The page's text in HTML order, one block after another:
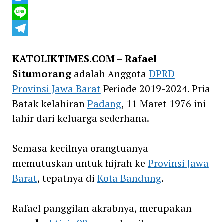
Twitter
Line
KATOLIKTIMES.COM–Rafael
Situmorangadalah AnggotaDPRD
Provinsi Jawa BaratPeriode 2019-2024. Pria
Batak kelahiranPadang, 11 Maret 1976 ini
lahir dari keluarga sederhana.
Semasa kecilnya orangtuanya
memutuskan untuk hijrah ke Provinsi Jawa
Barat, tepatnya di Kota Bandung.
Rafael panggilan akrabnya, merupakan